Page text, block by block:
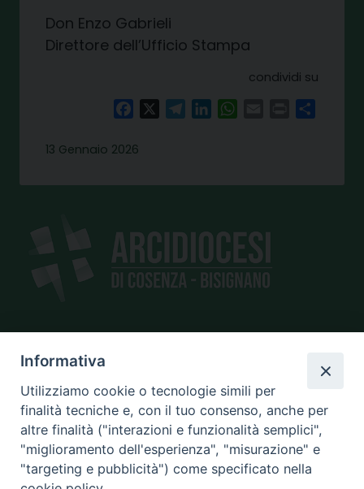
Don Enzo Gabrieli
Direttore dell’Ufficio Stampa
condividi su
FacebookTelegramLinkedInWhatsAppPrint
13 Gennaio 2026
SEDE
piazza Giano Parrasio, 16
87100 Cosenza
CONTATTI
Informativa
Utilizziamo cookie o tecnologie simili per
finalità tecniche e, con il tuo consenso, anche per
altre finalità ("interazioni e funzionalità semplici",
"miglioramento dell'esperienza", "misurazione" e
"targeting e pubblicità") come specificato nella